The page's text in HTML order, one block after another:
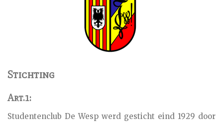
Stichting
Art.1:
Studentenclub De Wesp werd gesticht eind 1929 door